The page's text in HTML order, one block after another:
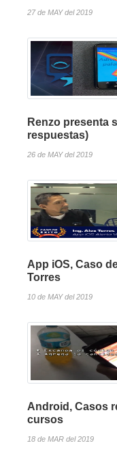
27 de MAY del 2019
Renzo presenta
respuestas)
26 de MAY del 2019
App iOS, Caso
Torres
10 de MAY del 2019
Android, Casos
cursos
18 de MAR del 2019